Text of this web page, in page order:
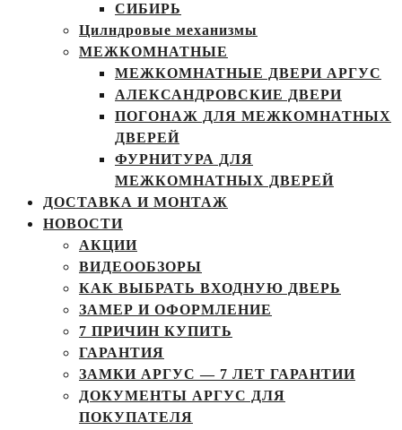
СИБИРЬ
Цилндровые механизмы
МЕЖКОМНАТНЫЕ
МЕЖКОМНАТНЫЕ ДВЕРИ АРГУС
АЛЕКСАНДРОВСКИЕ ДВЕРИ
ПОГОНАЖ ДЛЯ МЕЖКОМНАТНЫХ
ДВЕРЕЙ
ФУРНИТУРА ДЛЯ
МЕЖКОМНАТНЫХ ДВЕРЕЙ
ДОСТАВКА И МОНТАЖ
НОВОСТИ
АКЦИИ
ВИДЕООБЗОРЫ
КАК ВЫБРАТЬ ВХОДНУЮ ДВЕРЬ
ЗАМЕР И ОФОРМЛЕНИЕ
7 ПРИЧИН КУПИТЬ
ГАРАНТИЯ
ЗАМКИ АРГУС — 7 ЛЕТ ГАРАНТИИ
ДОКУМЕНТЫ АРГУС ДЛЯ
ПОКУПАТЕЛЯ